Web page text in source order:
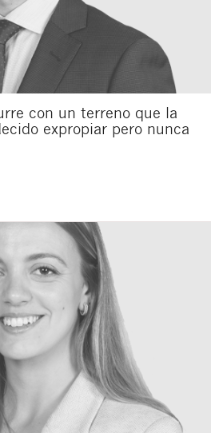
con un terreno que la
expropiar pero nunca